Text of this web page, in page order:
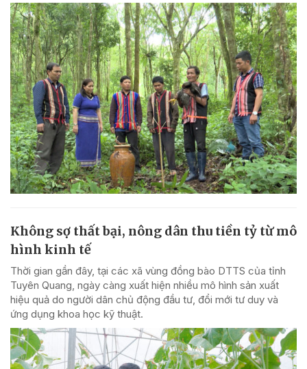
Không sợ thất bại, nông dân thu tiền tỷ từ mô
hình kinh tế
Thời gian gần đây, tại các xã vùng đồng bào DTTS của tỉnh
Tuyên Quang, ngày càng xuất hiện nhiều mô hình sản xuất
hiệu quả do người dân chủ động đầu tư, đổi mới tư duy và
ứng dụng khoa học kỹ thuật.